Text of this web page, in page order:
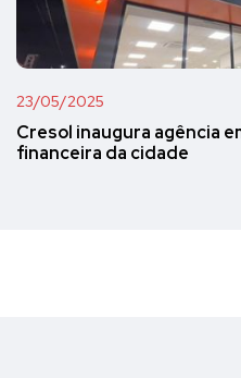
23/05/2025
Cresol inaugura agência
financeira da cidade